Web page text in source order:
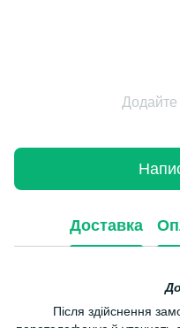
Додайте
Доставка
Після здійснення